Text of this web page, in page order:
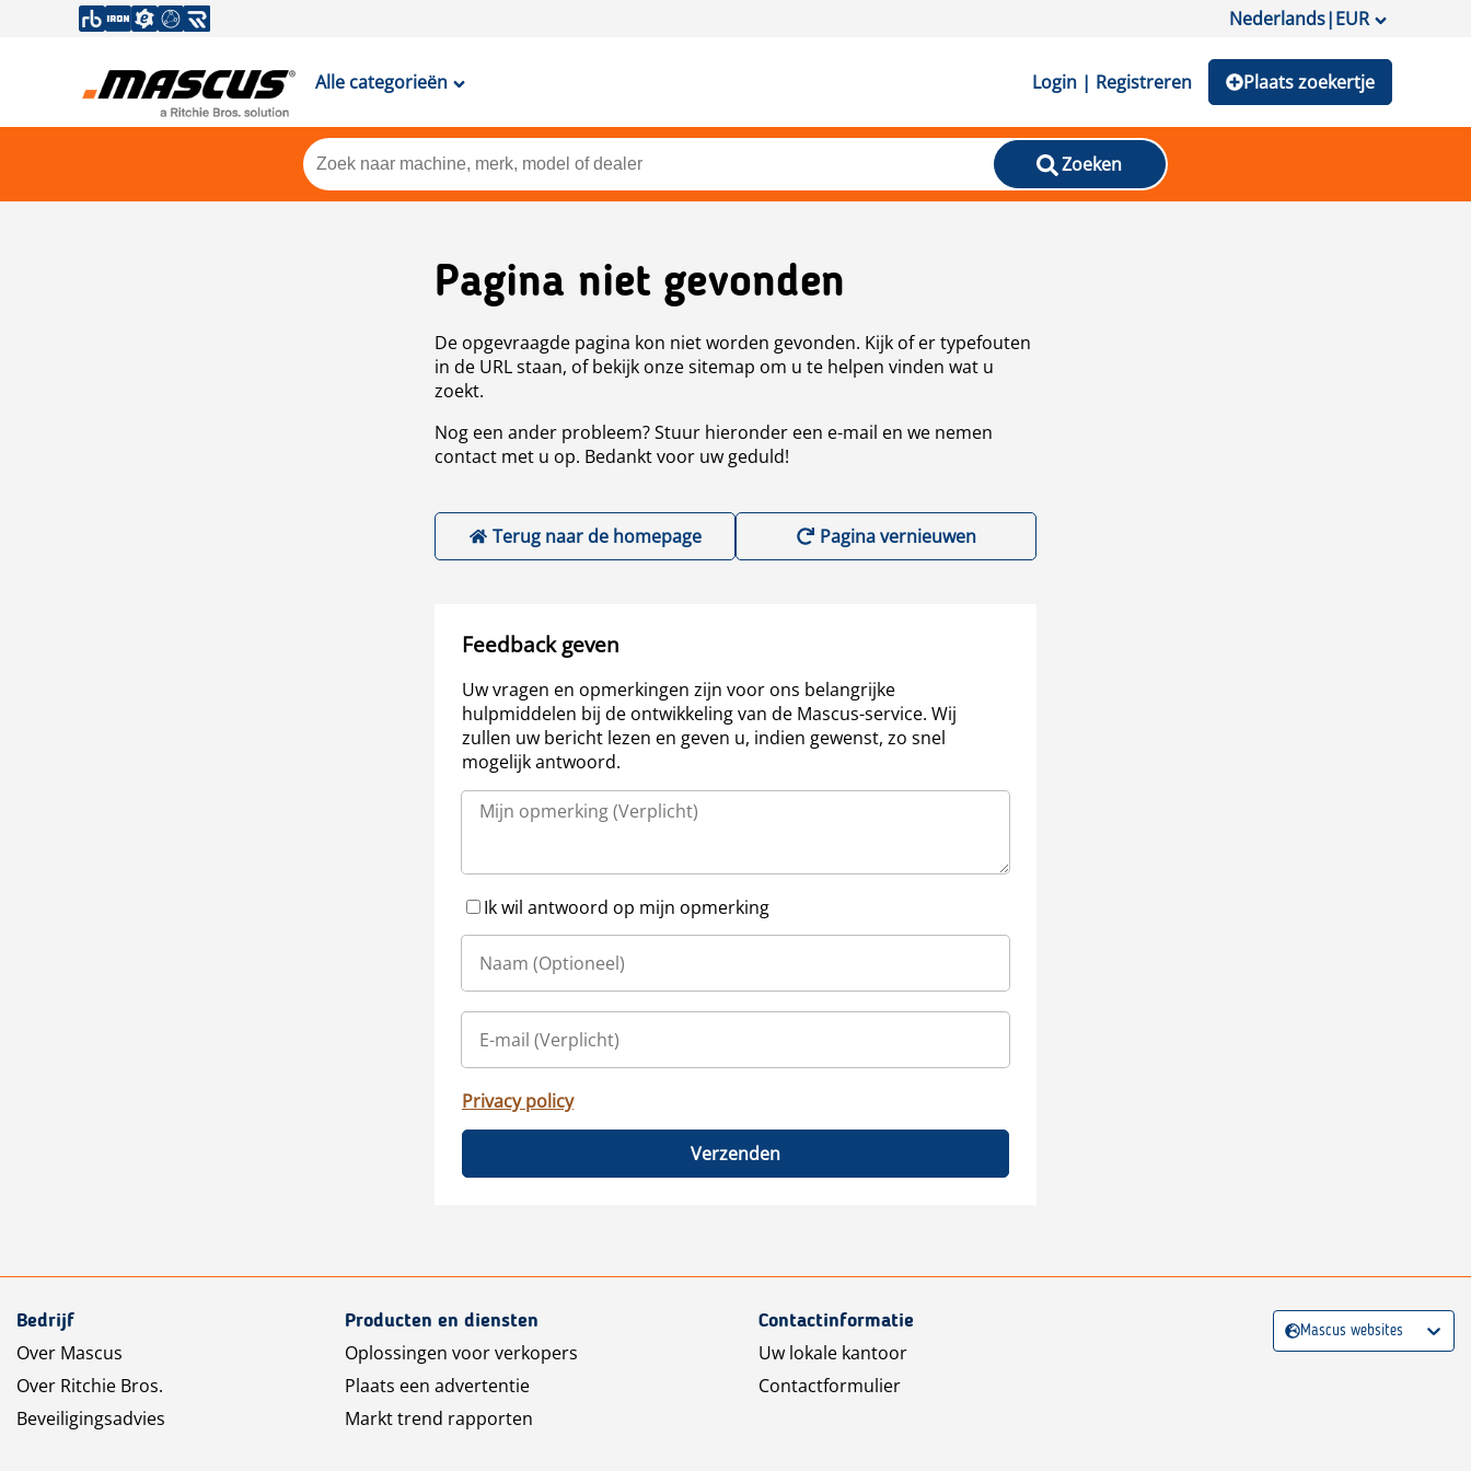
Nederlands|EUR
Alle categorieën Login | Registreren Plaats zoekertje
Zoeken
Pagina niet gevonden
De opgevraagde pagina kon niet worden gevonden. Kijk of er typefouten
in de URL staan, of bekijk onze sitemap om u te helpen vinden wat u
zoekt.
Nog een ander probleem? Stuur hieronder een e-mail en we nemen
contact met u op. Bedankt voor uw geduld!
Terug naar de homepage Pagina vernieuwen
Feedback geven
Uw vragen en opmerkingen zijn voor ons belangrijke
hulpmiddelen bij de ontwikkeling van de Mascus-service. Wij
zullen uw bericht lezen en geven u, indien gewenst, zo snel
mogelijk antwoord.
Ik wil antwoord op mijn opmerking
Privacy policy
Verzenden
Bedrijf
Over Mascus
Over Ritchie Bros.
Beveiligingsadvies
Producten en diensten
Oplossingen voor verkopers
Plaats een advertentie
Markt trend rapporten
Contactinformatie
Uw lokale kantoor
Contactformulier
Mascus websites